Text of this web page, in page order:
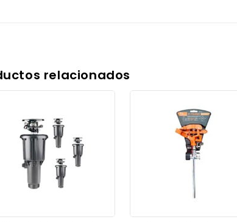
relacionados